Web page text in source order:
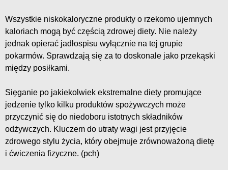
Wszystkie niskokaloryczne produkty o rzekomo ujemnych
kaloriach mogą być częścią zdrowej diety. Nie należy
jednak opierać jadłospisu wyłącznie na tej grupie
pokarmów. Sprawdzają się za to doskonale jako przekąski
między posiłkami.
Sięganie po jakiekolwiek ekstremalne diety promujące
jedzenie tylko kilku produktów spożywczych może
przyczynić się do niedoboru istotnych składników
odżywczych. Kluczem do utraty wagi jest przyjęcie
zdrowego stylu życia, który obejmuje zrównoważoną dietę
i ćwiczenia fizyczne. (pch)